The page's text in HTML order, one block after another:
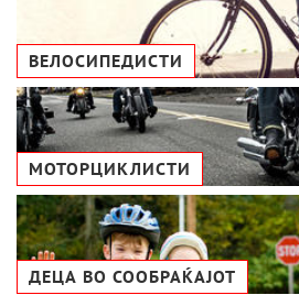
ВЕЛОСИПЕДИСТИ
МОТОРЦИКЛИСТИ
ДЕЦА ВО СООБРАЌАЈОТ